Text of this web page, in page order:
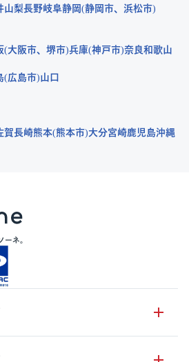
山梨長野岐阜静岡 静岡市
浜松市
大阪市 堺市 兵庫 神戸市 奈良和歌山
広島市 山口
賀長崎熊本 熊本市 大分宮崎鹿児島沖縄